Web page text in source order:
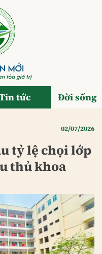
tức Đời sống
02/07/2026
tỷ lệ chọi lớp
thủ khoa